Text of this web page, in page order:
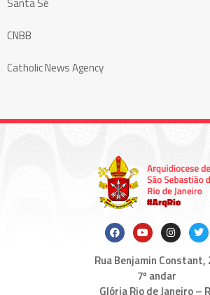
Santa Sé
CNBB
Catholic News Agency
Rua Benjamin Constant,
7º andar
Glória Rio de Janeiro –